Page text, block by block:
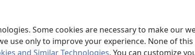
Some cookies are necessary to make our
use only to improve your experience. None of
and Similar Technologies. You can customize